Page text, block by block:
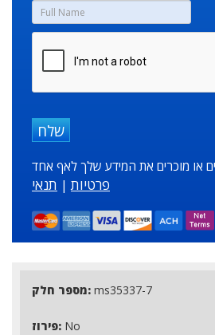
שלח
פרטיות| תנאי
מספר חלק: ms35337-7
פירוז: No